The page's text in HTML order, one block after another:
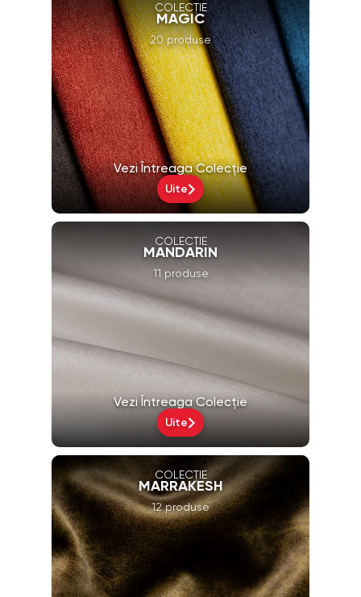
COLECȚIE
MAGIC
20 produse
Vezi Întreaga Colecție
Uite
COLECȚIE
MANDARIN
11 produse
Vezi Întreaga Colecție
Uite
COLECȚIE
MARRAKESH
12 produse